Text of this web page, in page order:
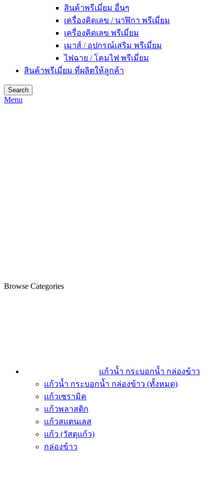
สินค้าพรีเมี่ยม อื่นๆ
เครื่องคิดเลข / นาฬิกา พรีเมี่ยม
เครื่องคิดเลข พรีเมี่ยม
เมาส์ / อุปกรณ์เสริม พรีเมี่ยม
ไฟฉาย / โคมไฟ พรีเมี่ยม
สินค้าพรีเมี่ยม ที่ผลิตให้ลูกค้า
Search
Menu
Browse Categories
แก้วน้ำ กระบอกน้ำ กล่องข้าว
แก้วน้ำ กระบอกน้ำ กล่องข้าว (ทั้งหมด)
แก้วเซรามิค
แก้วพลาสติก
แก้วสแตนเลส
แก้ว (วัสดุแก้ว)
กล่องข้าว